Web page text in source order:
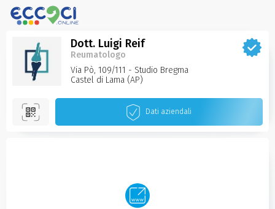
Dott. Luigi Reif
Reumatologo
Via Pò, 109/111 - Studio Bregma
Castel di Lama‌ (AP)
Dati aziendali